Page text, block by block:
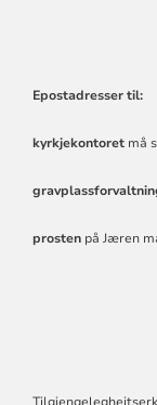
Epostadresser til:
kyrkjekontoretmå
prostenpå Jæren